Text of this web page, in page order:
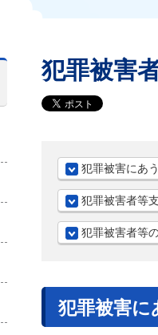
犯罪被害
犯罪被害にあ
犯罪被害者等
犯罪被害者等
犯罪被害に